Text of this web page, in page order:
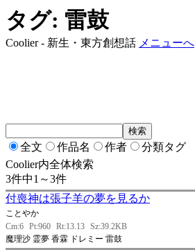
タグ: 雷鼓
Coolier - 新生・東方創想話 メニューへ
全文 作品名 作者
分類タグ
Coolier内全体検索
3件中1～3件
付喪神は張子羊の夢を見るか
ことやか
Cm:6 Pt:960 Rt:13.13 Sz:39.2KB
魔理沙 霊夢 香霖 ドレミー 雷鼓